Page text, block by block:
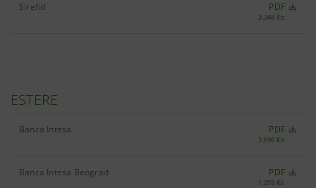
Sirefid PDF
3.348 Kb
ESTERE
Banca Intesa PDF
3.696 Kb
Banca Intesa Beograd PDF
1.259 Kb